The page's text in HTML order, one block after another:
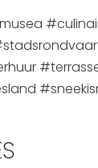
van Sneek